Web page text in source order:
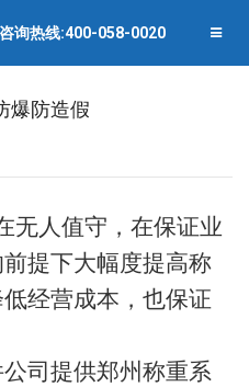
咨询热线:400-058-0020
爆防造假
无人值守，在保证业
提下大幅度提高称
经营成本，也保证
司提供郑州称重系